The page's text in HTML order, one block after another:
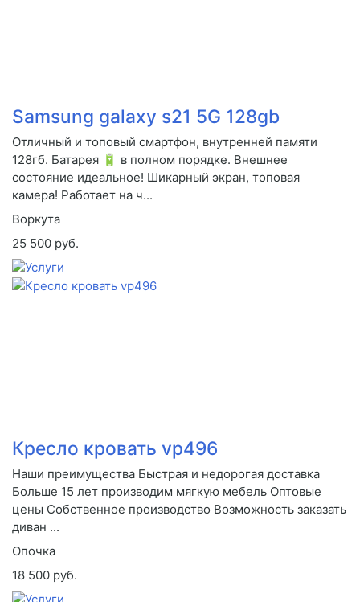
Samsung galaxy s21 5G 128gb
Отличный и топовый смартфон, внутренней памяти
128гб. Батарея 🔋 в полном порядке. Внешнее
состояние идеальное! Шикарный экран, топовая
камера! Работает на ч...
Воркута
25 500 руб.
Кресло кровать vp496
Наши преимущества Быстрая и недорогая доставка
Больше 15 лет производим мягкую мебель Оптовые
цены Собственное производство Возможность заказать
диван ...
Опочка
18 500 руб.